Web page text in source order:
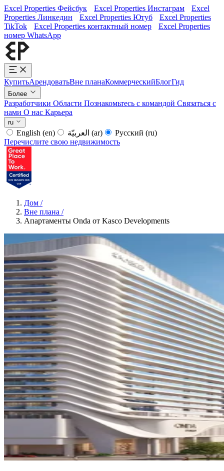
Excel Properties Фейсбук Excel Properties Инстаграм
Excel
Properties Линкедин
Excel Properties Ютуб
Excel Properties
TikTok
Excel Properties контактный номер
Excel Properties
номер WhatsApp
КупитьАрендоватьВне планаКоммерческийБлогГид
Более
Разработчики Области Познакомьтесь с командой Связаться с
нами О нас Карьера
ru
English (en) (ar) Русский (ru)
Перечислите свою недвижимость
Дом /
Вне плана /
Апартаменты Onda от Kasco Developments